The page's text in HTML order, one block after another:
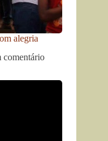
alegria
comentário